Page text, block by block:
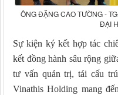
ÔNG ĐẶNG CAO TƯỜNG -
ĐẠI
Sự kiện ký kết hợp tác
kết đồng hành sâu rộng
tư vấn quản trị, tái cấu
Vinathis Holding mang